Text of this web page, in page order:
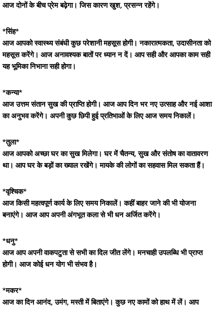
आज दोनों के बीच प्रेम बढ़ेगा। जिस कारण खुश, प्रसन्न रहेंगे।
*सिंह*
आज आपको स्वास्थ्य संबंधी कुछ परेशानी महसूस होगी। नकारात्मकता, उदासीनता को
महसूस करेंगे। आज अनावश्यक बातों पर ध्यान न दें। आप सही और आपका काम सही
यह भूमिका निभाना सही होगा।
*कन्या*
आज उत्तम संतान सुख की प्राप्ति होगी। आज आप दिन भर नए उत्साह और नई आशा
का अनुभव करेंगे। अपनी कुछ छिपी हुई प्रतिभाओं के लिए आज समय निकालें।
*तुला*
आज आपको अच्छा घर का सुख मिलेगा। घर में चैतन्य, सुख और संतोष का वातावरण
था। आप घर के बड़ों का ख्याल रखेंगे। मायके की लोगों का सहवास मिल सकता हैं।
*वृश्चिक*
आज किसी महत्वपूर्ण कार्य के लिए समय निकालें। कहीं बाहर जाने की भी योजना
बनाएंगे। आज आप अपनी अंगभूत कला से भी धन अर्जित करेंगे।
*धनु*
आज आप अपनी वाकपटुता से सभी का दिल जीत लेंगे। मनचाही उपलब्धि भी प्राप्त
होगी। आज कोई धन योग भी संभव है।
*मकर*
आज का दिन आनंद, उमंग, मस्ती में बिताएंगे। कुछ नए कामों को हाथ में लें। आप